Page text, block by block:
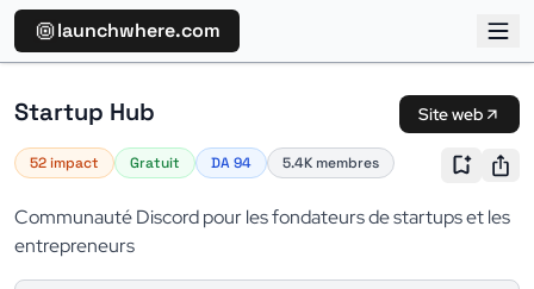
launchwhere.com
Startup Hub Site web
52 impact Gratuit DA 94 5.4K membres
Communauté Discord pour les fondateurs de startups et les
entrepreneurs